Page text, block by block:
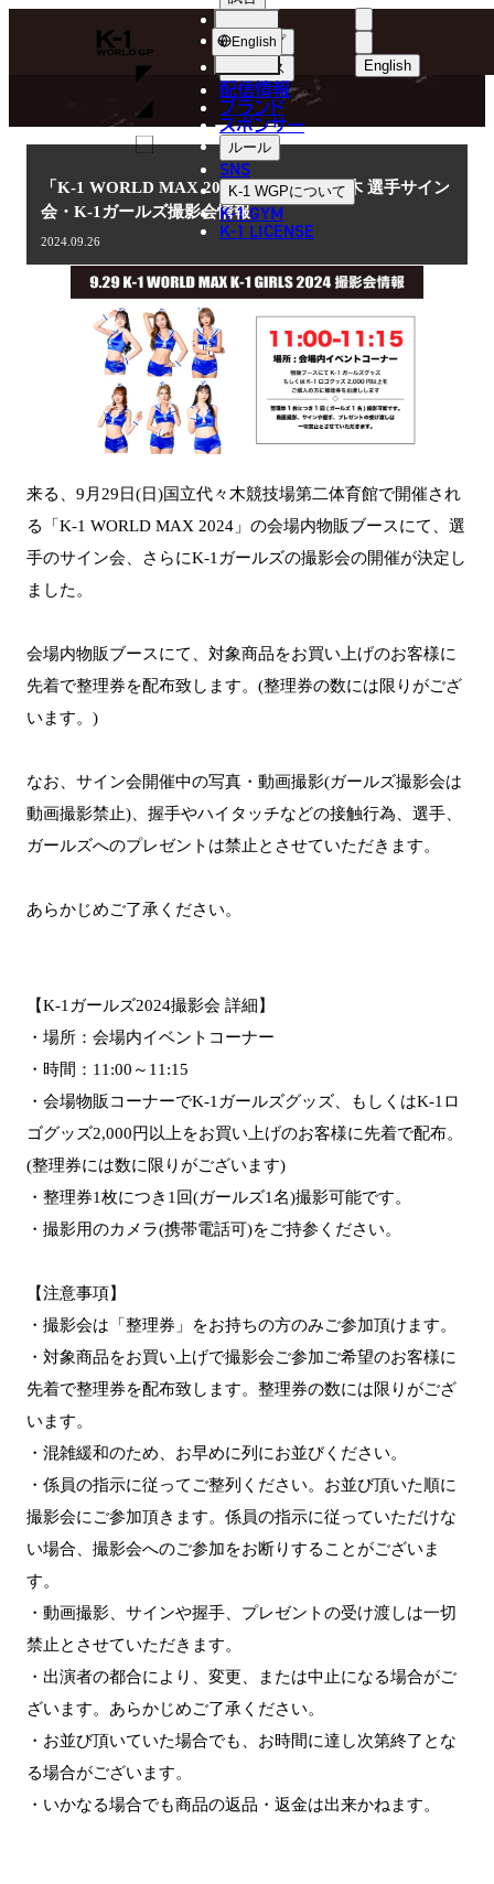
K-
WGP
English
한국어
中文（繁體
ショップ
ニュース
配信情報
ブランド
スポンサー
ルール
SNS
K-1 WGPについて
K-1 GYM
K-1 LICENSE
English
NEWS
ニュース
「K-1 WORLD MAX 2024」9.29(日)代々木 選手サイン
会・K-1ガールズ撮影会情報
2024.09.26
来る、9月29日(日)国立代々木競技場第二体育館で開催され
る「K-1 WORLD MAX 2024」の会場内物販ブースにて、選
手のサイン会、さらにK-1ガールズの撮影会の開催が決定し
ました。
会場内物販ブースにて、対象商品をお買い上げのお客様に
先着で整理券を配布致します。(整理券の数には限りがござ
います。)
なお、サイン会開催中の写真・動画撮影(ガールズ撮影会は
動画撮影禁止)、握手やハイタッチなどの接触行為、選手、
ガールズへのプレゼントは禁止とさせていただきます。
あらかじめご了承ください。
【K-1ガールズ2024撮影会 詳細】
・場所：会場内イベントコーナー
・時間：11:00～11:15
・会場物販コーナーでK-1ガールズグッズ、もしくはK-1ロ
ゴグッズ2,000円以上をお買い上げのお客様に先着で配布。
(整理券には数に限りがございます)
・整理券1枚につき1回(ガールズ1名)撮影可能です。
・撮影用のカメラ(携帯電話可)をご持参ください。
【注意事項】
・撮影会は「整理券」をお持ちの方のみご参加頂けます。
・対象商品をお買い上げで撮影会ご参加ご希望のお客様に
先着で整理券を配布致します。整理券の数には限りがござ
います。
・混雑緩和のため、お早めに列にお並びください。
・係員の指示に従ってご整列ください。お並び頂いた順に
撮影会にご参加頂きます。係員の指示に従っていただけな
い場合、撮影会へのご参加をお断りすることがございま
す。
・動画撮影、サインや握手、プレゼントの受け渡しは一切
禁止とさせていただきます。
・出演者の都合により、変更、または中止になる場合がご
ざいます。あらかじめご了承ください。
・お並び頂いていた場合でも、お時間に達し次第終了とな
る場合がございます。
・いかなる場合でも商品の返品・返金は出来かねます。